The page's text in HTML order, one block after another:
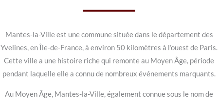
Mantes-la-Ville est une commune située dans le département des
Yvelines, en Île-de-France, à environ 50 kilomètres à l’ouest de Paris.
Cette ville a une histoire riche qui remonte au Moyen Âge, période
pendant laquelle elle a connu de nombreux événements marquants.
Au Moyen Âge, Mantes-la-Ville, également connue sous le nom de